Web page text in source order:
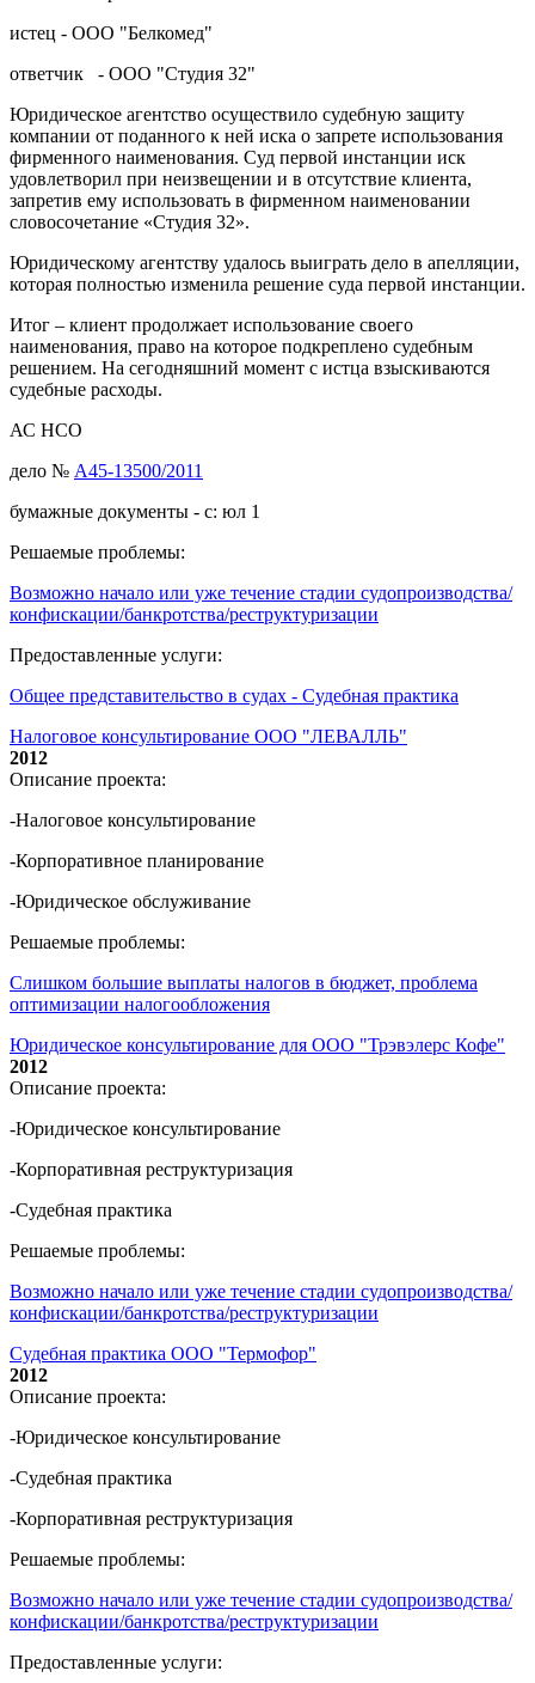
истец - ООО "Белкомед"
ответчик - ООО "Студия 32"
Юридическое агентство осуществило судебную защиту
компании от поданного к ней иска о запрете использования
фирменного наименования. Суд первой инстанции иск
удовлетворил при неизвещении и в отсутствие клиента,
запретив ему использовать в фирменном наименовании
словосочетание «Студия 32».
Юридическому агентству удалось выиграть дело в апелляции,
которая полностью изменила решение суда первой инстанции.
Итог – клиент продолжает использование своего
наименования, право на которое подкреплено судебным
решением. На сегодняшний момент с истца взыскиваются
судебные расходы.
АС НСО
дело № А45-13500/2011
бумажные документы - с: юл 1
Решаемые проблемы:
Возможно начало или уже течение стадии судопроизводства/
конфискации/банкротства/реструктуризации
Предоставленные услуги:
Общее представительство в судах - Судебная практика
Налоговое консультирование ООО "ЛЕВАЛЛЬ"
2012
Описание проекта:
-Налоговое консультирование
-Корпоративное планирование
-Юридическое обслуживание
Решаемые проблемы:
Слишком большие выплаты налогов в бюджет, проблема
оптимизации налогообложения
Юридическое консультирование для ООО "Трэвэлерс Кофе"
2012
Описание проекта:
-Юридическое консультирование
-Корпоративная реструктуризация
-Судебная практика
Решаемые проблемы:
Возможно начало или уже течение стадии судопроизводства/
конфискации/банкротства/реструктуризации
Судебная практика ООО "Термофор"
2012
Описание проекта:
-Юридическое консультирование
-Судебная практика
-Корпоративная реструктуризация
Решаемые проблемы:
Возможно начало или уже течение стадии судопроизводства/
конфискации/банкротства/реструктуризации
Предоставленные услуги: